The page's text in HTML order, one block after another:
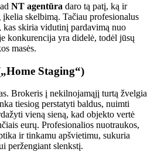
NT agentūra daro tą patį, ką ir
skelbimą. Tačiau profesionalus
skiria vidutinį pardavimą nuo
konkurencija yra didelė, todėl jūsų
masės.
Staging“)
Brokeris į nekilnojamąjį turtą žvelgia
tiesiog perstatyti baldus, nuimti
vieną sieną, kad objekto vertė
eurų. Profesionalios nuotraukos,
ir tinkamu apšvietimu, sukuria
peržengiant slenkstį.